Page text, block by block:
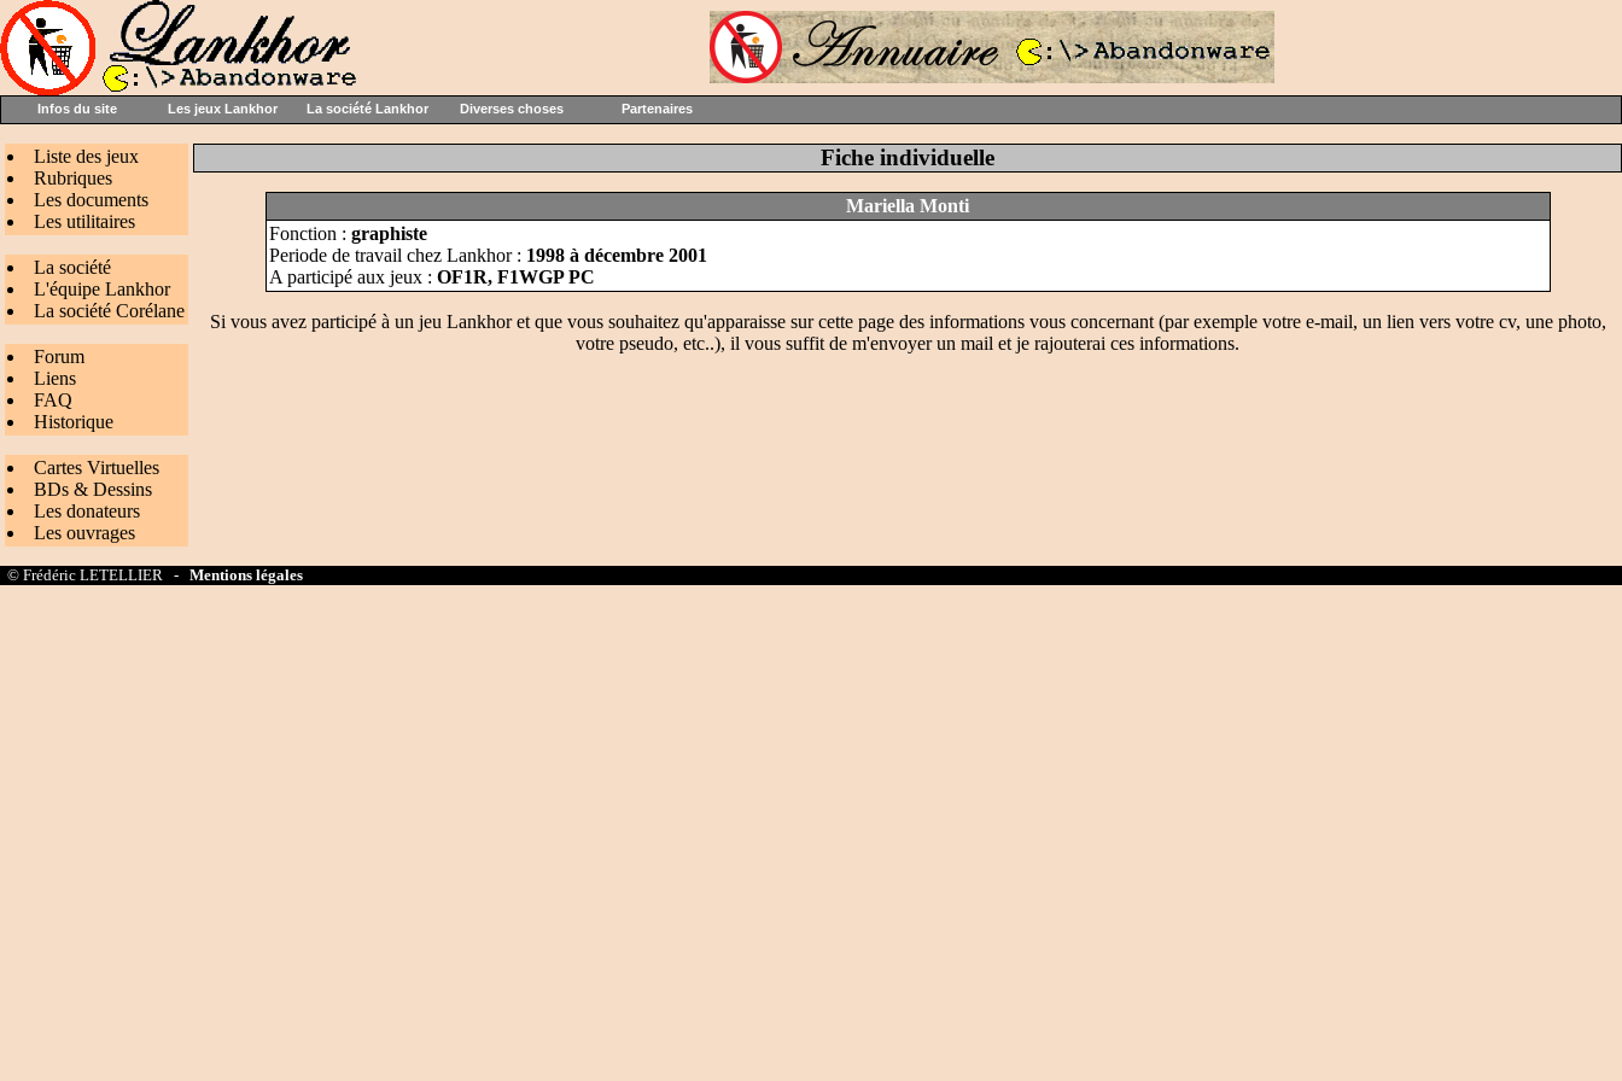
Infos du site Les jeux Lankhor La société Lankhor Diverses choses Partenaires
Liste des jeux
Rubriques
Les documents
Les utilitaires
La société
L'équipe Lankhor
La société Corélane
Forum
Liens
FAQ
Historique
Cartes Virtuelles
BDs & Dessins
Les donateurs
Les ouvrages
Fiche individuelle
Mariella Monti
Fonction : graphiste
Periode de travail chez Lankhor : 1998 à décembre 2001
A participé aux jeux : OF1R, F1WGP PC
Si vous avez participé à un jeu Lankhor et que vous souhaitez qu'apparaisse sur cette page des informations vous concernant (par exemple votre e-mail, un lien vers votre cv, une photo,
votre pseudo, etc..), il vous suffit de m'envoyer un mail et je rajouterai ces informations.
© Frédéric LETELLIER - Mentions légales